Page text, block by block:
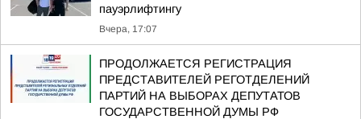
пауэрлифтингу
Вчера, 17:07
ПРОДОЛЖАЕТСЯ РЕГИСТРАЦИЯ
ПРЕДСТАВИТЕЛЕЙ РЕГОТДЕЛЕНИЙ
ПАРТИЙ НА ВЫБОРАХ ДЕПУТАТОВ
ГОСУДАРСТВЕННОЙ ДУМЫ РФ